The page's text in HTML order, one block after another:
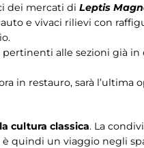
dei mercati di Leptis
e vivaci rilievi con
alle sezioni già in
in restauro, sarà l’ultima
cultura classica. La
è quindi un viaggio negli